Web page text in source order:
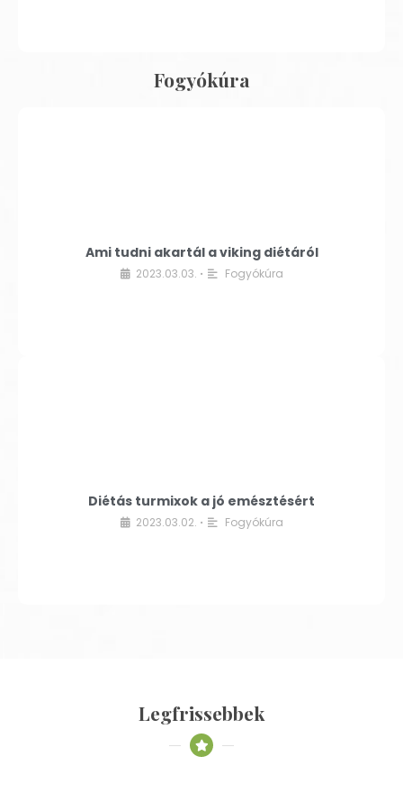
Fogyókúra
Ami tudni akartál a viking diétáról
2023.03.03. • Fogyókúra
Diétás turmixok a jó emésztésért
2023.03.02. • Fogyókúra
Legfrissebbek